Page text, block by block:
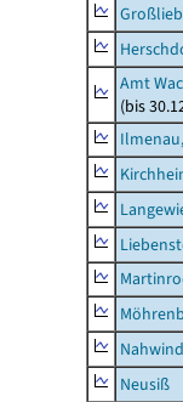
Amt
(bis
Neusiß